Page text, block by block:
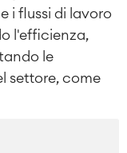
i flussi di lavoro
l'efficienza,
le
settore, come